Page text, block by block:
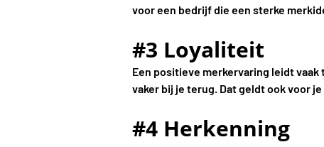
voor een bedrijf die een sterke
#3 Loyaliteit
Een positieve merkervaring leidt
vaker bij je terug. Dat geldt ook voor
#4 Herkenning